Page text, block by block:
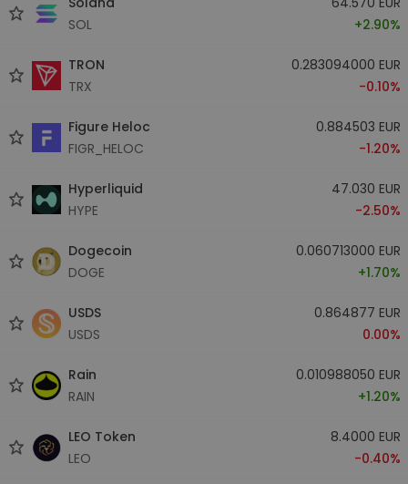
SOL
+2.90%
TRON
TRX
0.283094000 EUR
-0.10%
Figure Heloc
FIGR_HELOC
0.884503 EUR
-1.20%
Hyperliquid
HYPE
47.030 EUR
-2.50%
Dogecoin
DOGE
0.060713000 EUR
+1.70%
USDS
USDS
0.864877 EUR
0.00%
Rain
RAIN
0.010988050 EUR
+1.20%
LEO Token
LEO
8.4000 EUR
-0.40%